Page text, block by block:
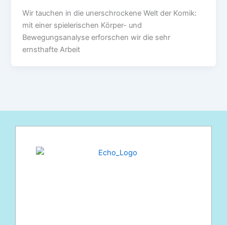
Wir tauchen in die unerschrockene Welt der Komik:
mit einer spielerischen Körper- und
Bewegungsanalyse erforschen wir die sehr
ernsthafte Arbeit